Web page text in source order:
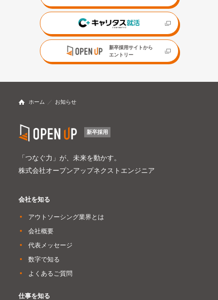
新卒採用サイトから
エントリー
ホーム お知らせ
会社を知る
アウトソーシング業界とは
会社概要
代表メッセージ
数字で知る
よくあるご質問
仕事を知る
新卒採用
「つなぐ力」が、未来を動かす。
株式会社オープンアップネクストエンジニア